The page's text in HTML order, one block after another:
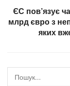
ЄС пов’язує
млрд євро з
яких